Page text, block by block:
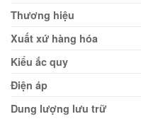
Thương hiệu
Xuất xứ hàng hóa
Kiểu ắc quy
Điện áp
Dung lượng lưu trữ